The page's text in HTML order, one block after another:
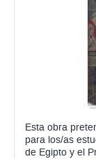
Esta obra
para los/as
de Egipto y el